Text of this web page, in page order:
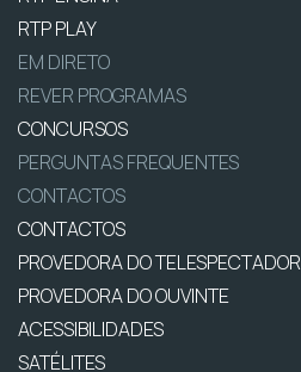
RTP PLAY
EM DIRETO
REVER PROGRAMAS
CONCURSOS
PERGUNTAS FREQUENTES
CONTACTOS
CONTACTOS
PROVEDORA DO TELESPECTADOR
PROVEDORA DO OUVINTE
ACESSIBILIDADES
SATÉLITES